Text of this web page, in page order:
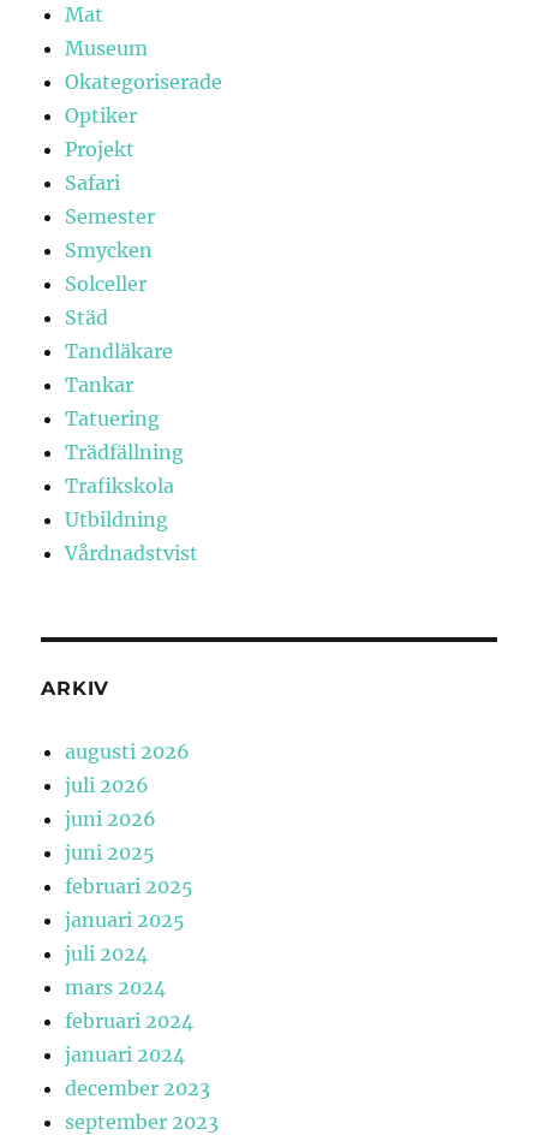
Mat
Museum
Okategoriserade
Optiker
Projekt
Safari
Semester
Smycken
Solceller
Städ
Tandläkare
Tankar
Tatuering
Trädfällning
Trafikskola
Utbildning
Vårdnadstvist
ARKIV
augusti 2026
juli 2026
juni 2026
juni 2025
februari 2025
januari 2025
juli 2024
mars 2024
februari 2024
januari 2024
december 2023
september 2023